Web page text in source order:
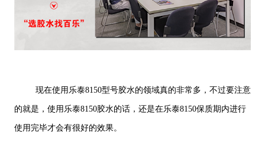
现在使用乐泰8150型号胶水的领域真的非常多，不过要注意
的就是，使用乐泰8150胶水的话，还是在乐泰8150保质期内进行
使用完毕才会有很好的效果。